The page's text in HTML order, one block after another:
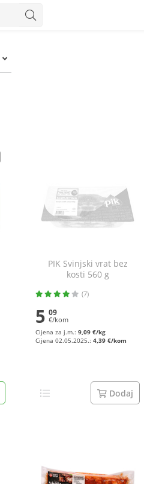
PIK Svinjski vrat bez
kosti 560 g
(7)
5 09
€/kom
Cijena za j.m.: 9,09 €/kg
Cijena 02.05.2025.: 4,39 €/kom
Dodaj